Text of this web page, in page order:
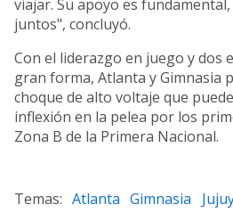
viajar. Su apoyo es
juntos", concluyó.
Con el liderazgo en juego y dos
gran forma, Atlanta y Gimnasia
choque de alto voltaje que
inflexión en la pelea por los
Zona B de la Primera Nacional.
Atlanta Gimnasia